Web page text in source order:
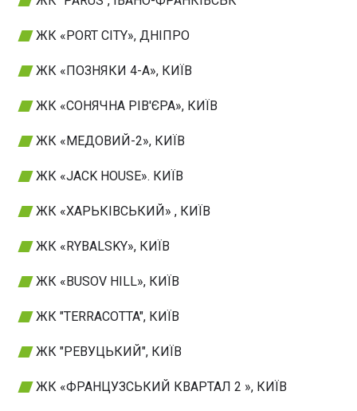
ЖК «PORT CITY», ДНІПРО
ЖК «ПОЗНЯКИ 4-А», КИЇВ
ЖК «СОНЯЧНА РІВ'ЄРА», КИЇВ
ЖК «МЕДОВИЙ-2», КИЇВ
ЖК «JACK HOUSE». КИЇВ
ЖК «ХАРЬКІВСЬКИЙ» , КИЇВ
ЖК «RYBALSKY», КИЇВ
ЖК «BUSOV HILL», КИЇВ
ЖК "TERRACOTTA", КИЇВ
ЖК "РЕВУЦЬКИЙ", КИЇВ
ЖК «ФРАНЦУЗСЬКИЙ КВАРТАЛ 2 », КИЇВ